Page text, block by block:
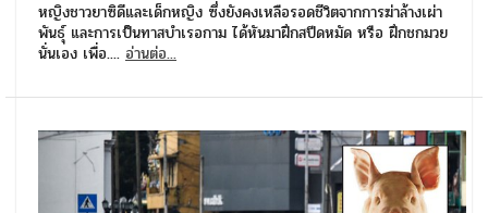
หญิงชาวยาซิดีและเด็กหญิง ซึ่งยังคงเหลือรอดชีวิตจากการฆ่าล้างเผ่า
พันธุ์ และการเป็นทาสบำเรอกาม ได้หันมาฝึกสปีดหมัด หรือ ฝึกชกมวย
นั่นเอง เพื่อ.... อ่านต่อ...